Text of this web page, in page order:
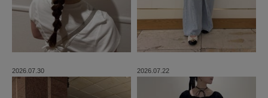
2026.07.30 2026.07.22